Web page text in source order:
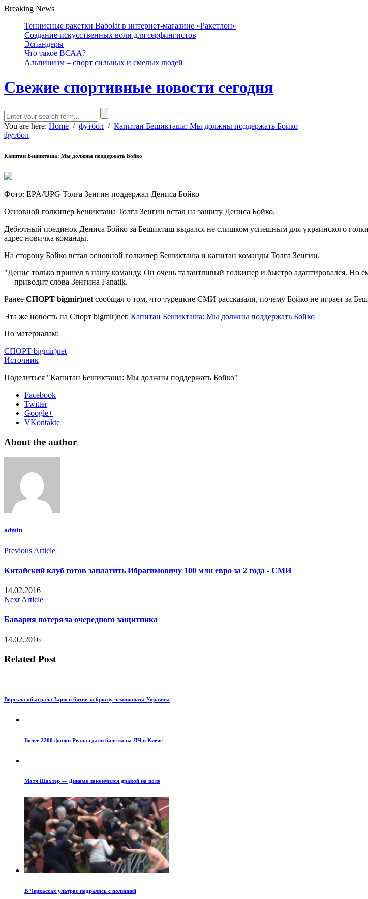
Breaking News
Теннисные ракетки Babolat в интернет-магазине «Ракетлон»
Создание искусственных волн для серфингистов
Эспандеры
Что такое ВСАА?
Альпинизм – спорт сильных и смелых людей
Свежие спортивные новости сегодня
You are here: Home / футбол / Капитан Бешикташа: Мы должны поддержать Бойко
футбол
Капитан Бешикташа: Мы должны поддержать Бойко
Фото: EPA/UPG Толга Зенгин поддержал Дениса Бойко
Основной голкипер Бешикташа Толга Зенгин встал на защиту Дениса Бойко.
Дебютный поединок Дениса Бойко за Бешикташ выдался не слишком успешным для украинского
адрес новичка команды.
На сторону Бойко встал основной голкипер Бешикташа и капитан команды Толга Зенгин.
"Денис только пришел в нашу команду. Он очень талантливый голкипер и быстро адаптировался.
— приводит слова Зенгина Fanatik.
Ранее СПОРТ bigmir)net сообщал о том, что турецкие СМИ рассказали, почему Бойко не играет за
Эта же новость на Спорт bigmir)net: Капитан Бешикташа: Мы должны поддержать Бойко
По материалам:
СПОРТ bigmir)net
Источник
Поделиться "Капитан Бешикташа: Мы должны поддержать Бойко"
Facebook
Twitter
Google+
VKontakte
About the author
admin
Previous Article
Китайский клуб готов заплатить Ибрагимовичу 100 млн евро за 2 года - СМИ
14.02.2016
Next Article
Бавария потеряла очередного защитника
14.02.2016
Related Post
Ворскла обыграла Зарю в битве за бронзу чемпионата Украины
Более 2200 фанов Реала сдали билеты на ЛЧ в Киеве
Матч Шахтер — Динамо закончился дракой на поле
В Черкассах ультрас подрались с полицией